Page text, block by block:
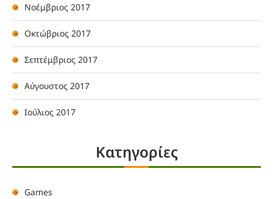
Νοέμβριος 2017
Οκτώβριος 2017
Σεπτέμβριος 2017
Αύγουστος 2017
Ιούλιος 2017
Kατηγορίες
Games